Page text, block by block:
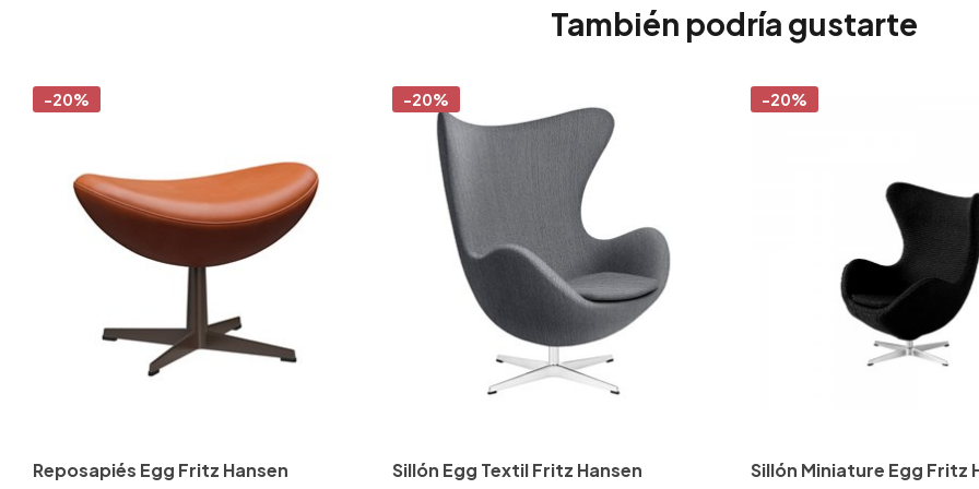
También podría gustarte
-20%
Reposapiés Egg Fritz Hansen
-20%
Sillón Egg Textil Fritz Hansen
-20%
Sillón Miniature Egg Fritz